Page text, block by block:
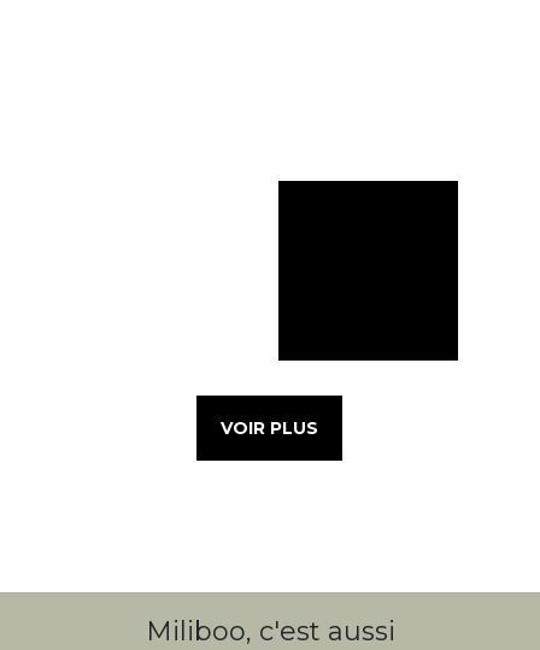
VOIR PLUS
Miliboo, c'est aussi